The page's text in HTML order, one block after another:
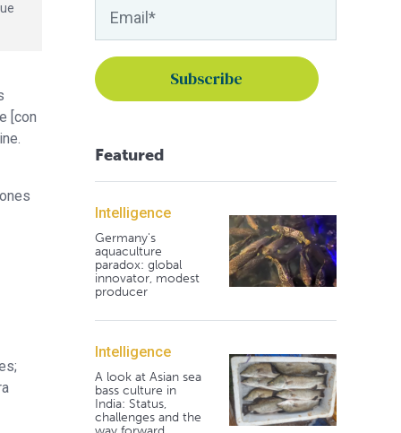
[con
Featured
Intelligence
Germany's
aquaculture
paradox: global
innovator, modest
producer
Intelligence
A look at Asian sea
bass culture in
India: Status,
challenges and the